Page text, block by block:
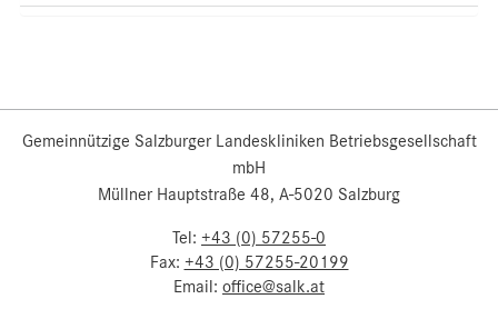
Gemeinnützige Salzburger Landeskliniken Betriebsgesellschaft
mbH
Müllner Hauptstraße 48, A-5020 Salzburg
Tel: +43 (0) 57255-0
Fax: +43 (0) 57255-20199
Email: office@salk.at